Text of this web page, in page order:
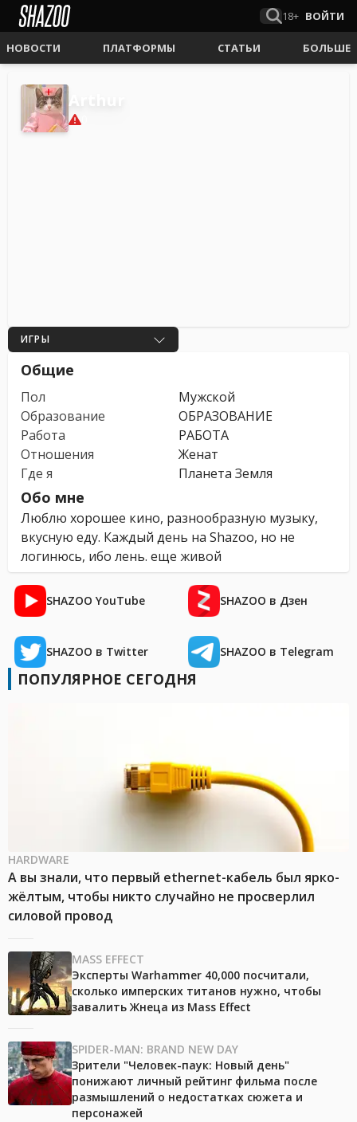
18+ ВОЙТИ
НОВОСТИ ПЛАТФОРМЫ СТАТЬИ БОЛЬШЕ
ИГРЫ
Общие
Пол
Мужской
Образование
ОБРАЗОВАНИЕ
Работа
РАБОТА
Отношения
Женат
Где я
Планета Земля
Обо мне
Люблю хорошее кино, разнообразную музыку,
вкусную еду. Каждый день на Shazoo, но не
логинюсь, ибо лень. еще живой
SHAZOO YouTube SHAZOO в Дзен
SHAZOO в Twitter SHAZOO в Telegram
ПОПУЛЯРНОЕ СЕГОДНЯ
HARDWARE
А вы знали, что первый ethernet-кабель был ярко-
жёлтым, чтобы никто случайно не просверлил
силовой провод
MASS EFFECT
Эксперты Warhammer 40,000 посчитали,
сколько имперских титанов нужно, чтобы
завалить Жнеца из Mass Effect
SPIDER-MAN: BRAND NEW DAY
Зрители "Человек-паук: Новый день"
понижают личный рейтинг фильма после
размышлений о недостатках сюжета и
персонажей